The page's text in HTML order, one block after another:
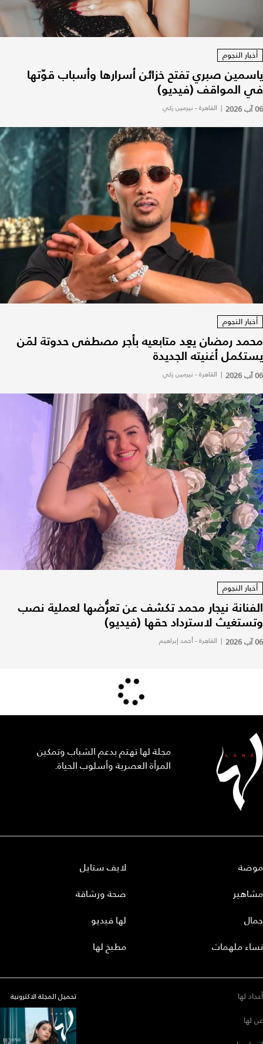
أخبار النجوم
ياسمين صبري تفتح خزائن أسرارها وأسباب قوّتها
في المواقف (فيديو)
06 آب 2026 | القاهرة - نيرمين زكي
أخبار النجوم
محمد رمضان يعِد متابعيه بأجر مصطفى حدوتة لمَن
يستكمل أغنيته الجديدة
06 آب 2026 | القاهرة - نيرمين زكي
أخبار النجوم
الفنانة نيجار محمد تكشف عن تعرُّضها لعملية نصب
وتستغيث لاسترداد حقها (فيديو)
06 آب 2026 | القاهرة - أحمد إبراهيم
مجلة لها تهتم بدعم الشباب وتمكين
المرأة العصرية وأسلوب الحياة.
موضة
مشاهير
جمال
نساء ملهمات
لايف ستايل
صحة ورشاقة
لها فيديو
مطبخ لها
أعداد لها
عن لها
تحميل المجلة الاكترونية